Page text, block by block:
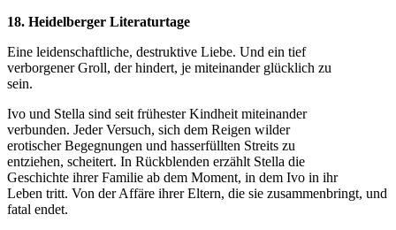
18. Heidelberger Literaturtage
Eine leidenschaftliche, destruktive Liebe. Und ein tief
verborgener Groll, der hindert, je miteinander glücklich zu
sein.
Ivo und Stella sind seit frühester Kindheit miteinander
verbunden. Jeder Versuch, sich dem Reigen wilder
erotischer Begegnungen und hasserfüllten Streits zu
entziehen, scheitert. In Rückblenden erzählt Stella die
Geschichte ihrer Familie ab dem Moment, in dem Ivo in ihr
Leben tritt. Von der Affäre ihrer Eltern, die sie zusammenbringt, und
fatal endet.